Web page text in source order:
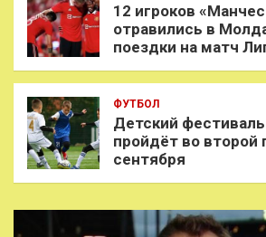
12 игроков
отравились в
поездки на матч
ФУТБОЛ
Детский
пройдёт во второй
сентября